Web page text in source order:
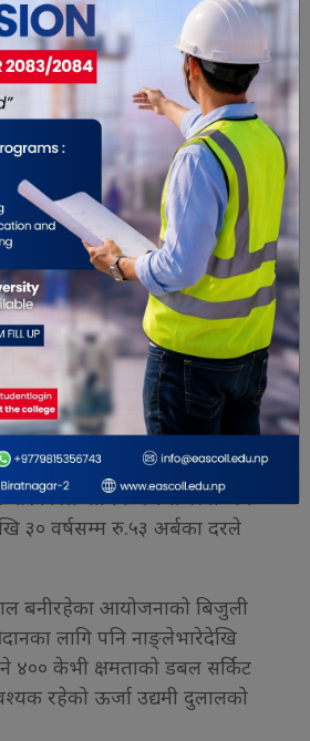
हजार मेगावाट विद्युत उत्पादन
क्षेत्रमा मात्रै करिब रु ३० खर्बको
। जुन लगानी प्रत्येक वर्ष पाँच खर्ब
निर्माणमा खर्च गर्नुपर्छ । यो
वास्तविक विकास खर्च भन्दा
।
हजार मेगावाट बराबरको आयोजना
आठ लाख मानिसले रोजगारी पाउने
हरेक आयोजनामा १०
रुपमा एक लाख ३० हजार जनाले
क्रममा मात्रै राज्यले रु एक खर्ब ८०
कर (भ्याट) प्राप्त गर्नेछ ।
सरकारले वार्षिक रुपमा रु.नौ अर्ब
३० वर्षसम्म रु.५३ अर्बका दरले
बनीरहेका आयोजनाको बिजुली
लागि पनि नाङ्लेभारेदेखि
४०० केभी क्षमताको डबल सर्किट
रहेको ऊर्जा उद्यमी दुलालको